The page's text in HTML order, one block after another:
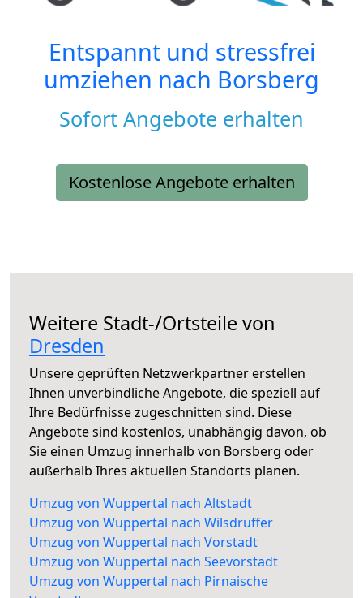
Entspannt und stressfrei
umziehen nach Borsberg
Sofort Angebote erhalten
Kostenlose Angebote erhalten
Weitere Stadt-/Ortsteile von
Dresden
Unsere geprüften Netzwerkpartner erstellen
Ihnen unverbindliche Angebote, die speziell auf
Ihre Bedürfnisse zugeschnitten sind. Diese
Angebote sind kostenlos, unabhängig davon, ob
Sie einen Umzug innerhalb von Borsberg oder
außerhalb Ihres aktuellen Standorts planen.
Umzug von Wuppertal nach Altstadt
Umzug von Wuppertal nach Wilsdruffer
Umzug von Wuppertal nach Vorstadt
Umzug von Wuppertal nach Seevorstadt
Umzug von Wuppertal nach Pirnaische